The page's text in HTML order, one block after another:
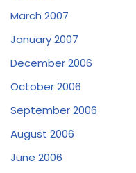
March 2007
January 2007
December 2006
October 2006
September 2006
August 2006
June 2006